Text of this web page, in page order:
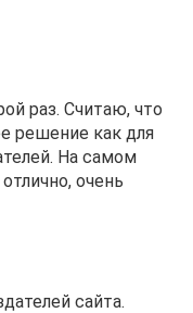
раз. Считаю, что
решение как для
На самом
очень
сайта.